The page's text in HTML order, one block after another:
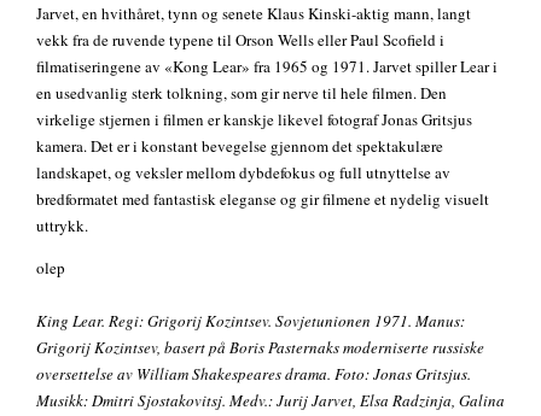
Jarvet, en hvithåret, tynn og senete Klaus Kinski-aktig mann, langt
vekk fra de ruvende typene til Orson Wells eller Paul Scofield i
filmatiseringene av «Kong Lear» fra 1965 og 1971. Jarvet spiller Lear i
en usedvanlig sterk tolkning, som gir nerve til hele filmen. Den
virkelige stjernen i filmen er kanskje likevel fotograf Jonas Gritsjus
kamera. Det er i konstant bevegelse gjennom det spektakulære
landskapet, og veksler mellom dybdefokus og full utnyttelse av
bredformatet med fantastisk eleganse og gir filmene et nydelig visuelt
uttrykk.
olep
King Lear. Regi: Grigorij Kozintsev. Sovjetunionen 1971. Manus:
Grigorij Kozintsev, basert på Boris Pasternaks moderniserte russiske
oversettelse av William Shakespeares drama. Foto: Jonas Gritsjus.
Musikk: Dmitri Sjostakovitsj. Medv.: Jurij Jarvet, Elsa Radzinja, Galina